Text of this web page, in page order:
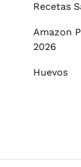
Recetas
Amazon
2026
Huevos